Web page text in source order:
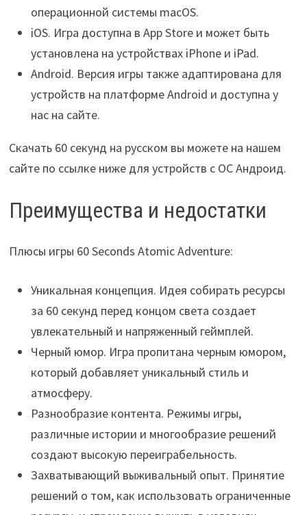
операционной системы macOS.
iOS. Игра доступна в App Store и может быть
установлена на устройствах iPhone и iPad.
Android. Версия игры также адаптирована для
устройств на платформе Android и доступна у
нас на сайте.
Скачать 60 секунд на русском вы можете на нашем
сайте по ссылке ниже для устройств с ОС Андроид.
Преимущества и недостатки
Плюсы игры 60 Seconds Atomic Adventure:
Уникальная концепция. Идея собирать ресурсы
за 60 секунд перед концом света создает
увлекательный и напряженный геймплей.
Черный юмор. Игра пропитана черным юмором,
который добавляет уникальный стиль и
атмосферу.
Разнообразие контента. Режимы игры,
различные истории и многообразие решений
создают высокую переиграбельность.
Захватывающий выживальный опыт. Принятие
решений о том, как использовать ограниченные